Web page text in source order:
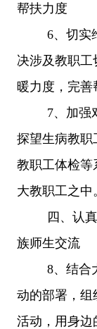
帮扶力度
6、切实
决涉及教职工
暖力度，完善
7、加强
探望生病教职
教职工体检等
大教职工之中
四、认
族师生交流
8、结合
动的部署，组
活动，用身边